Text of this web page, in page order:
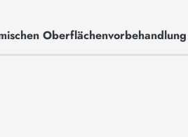
Oberflächenvorbehandlung